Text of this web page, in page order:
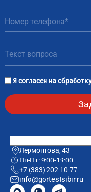
Я согласен на
Лермонтова, 43
Пн-Пт: 9:00-19:00
+7 (383) 202-10-77
info@gortestsibir.ru